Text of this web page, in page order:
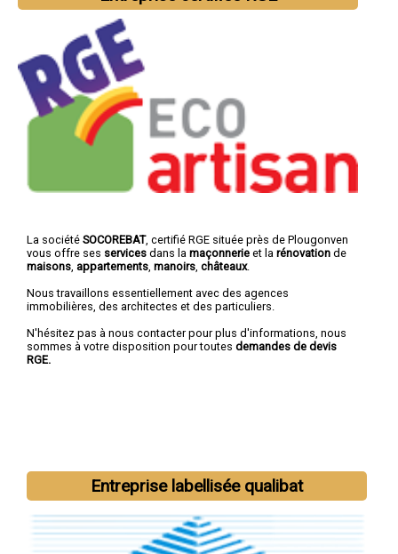
La société SOCOREBAT, certifié RGE située près de Plougonven
vous offre ses services dans la maçonnerie et la rénovation de
maisons, appartements, manoirs, châteaux.
Nous travaillons essentiellement avec des agences
immobilières, des architectes et des particuliers.
N'hésitez pas à nous contacter pour plus d'informations, nous
sommes à votre disposition pour toutes demandes de devis
RGE.
Quimper,Concarneau,Morlaix,Douarnenez,Landerneau,
Plougastel-Daoulas, Plouzané,Quimperlé
Entreprise labellisée qualibat